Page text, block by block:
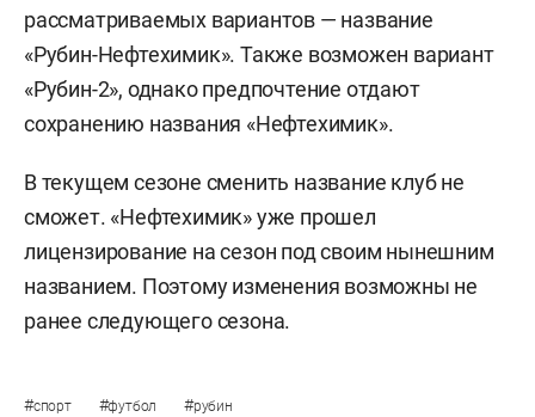
рассматриваемых вариантов — название
«Рубин-Нефтехимик». Также возможен вариант
«Рубин-2», однако предпочтение отдают
сохранению названия «Нефтехимик».
В текущем сезоне сменить название клуб не
сможет. «Нефтехимик» уже прошел
лицензирование на сезон под своим нынешним
названием. Поэтому изменения возможны не
ранее следующего сезона.
#спорт #футбол #рубин